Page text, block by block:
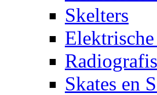
Skelters
Skates en